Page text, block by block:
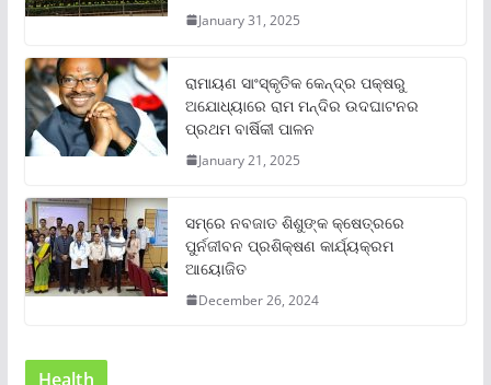
January 31, 2025
ରାମାୟଣ ସାଂସ୍କୃତିକ କେନ୍ଦ୍ର ପକ୍ଷରୁ
ଅଯୋଧ୍ୟାରେ ରାମ ମନ୍ଦିର ଉଦଘାଟନର
ପ୍ରଥମ ବାର୍ଷିକୀ ପାଳନ
January 21, 2025
ସମ୍‌ରେ ନବଜାତ ଶିଶୁଙ୍କ କ୍ଷେତ୍ରରେ
ପୁର୍ନଜୀବନ ପ୍ରଶିକ୍ଷଣ କାର୍ଯ୍ୟକ୍ରମ
ଆୟୋଜିତ
December 26, 2024
Health